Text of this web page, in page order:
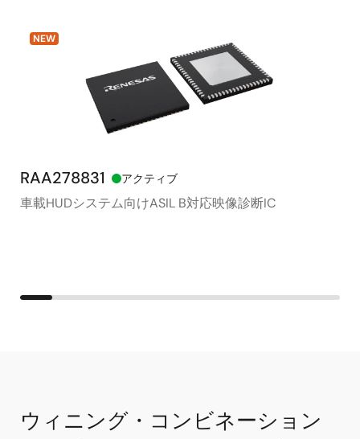
NEW
RAA278831 アクティブ
車載HUDシステム向けASIL B対応映像診断IC
ウィニング・コンビネーション